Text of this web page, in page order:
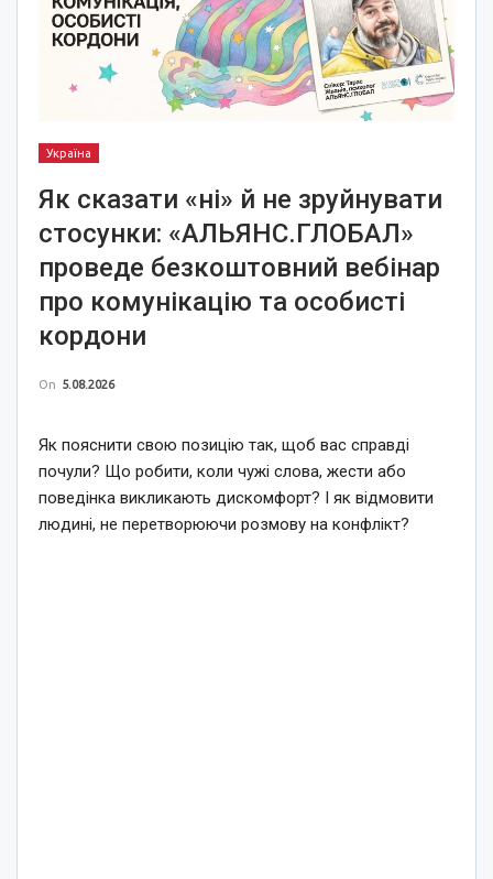
Україна
Як сказати «ні» й не зруйнувати
стосунки: «АЛЬЯНС.ГЛОБАЛ»
проведе безкоштовний вебінар
про комунікацію та особисті
кордони
On 5.08.2026
Як пояснити свою позицію так, щоб вас справді
почули? Що робити, коли чужі слова, жести або
поведінка викликають дискомфорт? І як відмовити
людині, не перетворюючи розмову на конфлікт?